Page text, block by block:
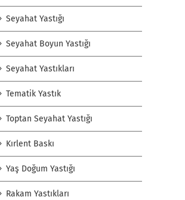
Seyahat Yastığı
Seyahat Boyun Yastığı
Seyahat Yastıkları
Tematik Yastık
Toptan Seyahat Yastığı
Kırlent Baskı
Yaş Doğum Yastığı
Rakam Yastıkları